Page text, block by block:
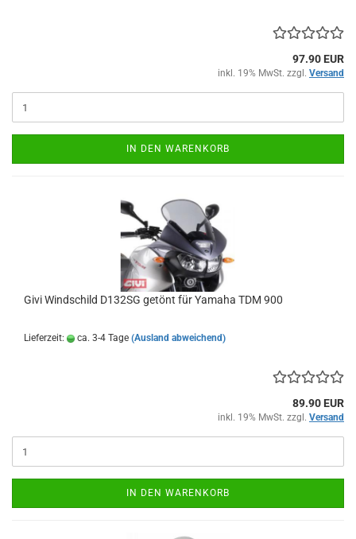
97.90 EUR
inkl. 19% MwSt. zzgl. Versand
IN DEN WARENKORB
Givi Windschild D132SG getönt für Yamaha TDM 900
Lieferzeit: ca. 3-4 Tage (Ausland abweichend)
89.90 EUR
inkl. 19% MwSt. zzgl. Versand
IN DEN WARENKORB